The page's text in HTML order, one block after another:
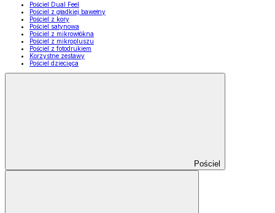
Pościel Dual Feel
Pościel z gładkiej bawełny
Pościel z kory
Pościel satynowa
Pościel z mikrowłókna
Pościel z mikropluszu
Pościel z fotodrukiem
Korzystne zestawy
Pościel dziecięca
Pościel